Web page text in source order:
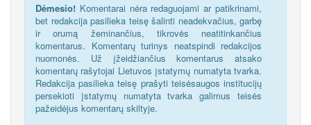
Dėmesio! Komentarai nėra redaguojami ar patikrinami,
bet redakcija pasilieka teisę šalinti neadekvačius, garbę
ir orumą žeminančius, tikrovės neatitinkančius
komentarus. Komentarų turinys neatspindi redakcijos
nuomonės. Už įžeidžiančius komentarus atsako
komentarų rašytojai Lietuvos įstatymų numatyta tvarka.
Redakcija pasilieka teisę prašyti teisėsaugos institucijų
persekioti įstatymų numatyta tvarka galimus teisės
pažeidėjus komentarų skiltyje.